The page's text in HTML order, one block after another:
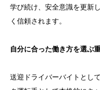
学び続け、安全意識を更新
く信頼されます。
自分に合った働き方を選ぶ
送迎ドライバーバイトとし